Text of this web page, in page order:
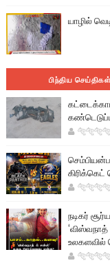
யாழில்
பிந்திய செய்திகள்
நடிகர்
உலகளவில்